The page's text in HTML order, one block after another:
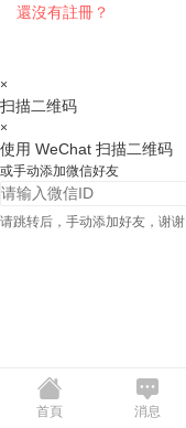
還沒有註冊？
×
扫描二维码
×
使用 WeChat 扫描二维码
或手动添加微信好友
请跳转后，手动添加好友，谢谢
首頁 消息